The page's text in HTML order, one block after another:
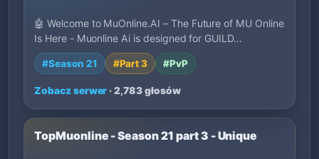
🤖 Welcome to MuOnline.AI – The Future of MU Online
Is Here - Muonline Ai is designed for GUILD…
#Season 21 #Part 3 #PvP
Zobacz serwer · 2,783 głosów
TopMuonline - Season 21 part 3 - Unique